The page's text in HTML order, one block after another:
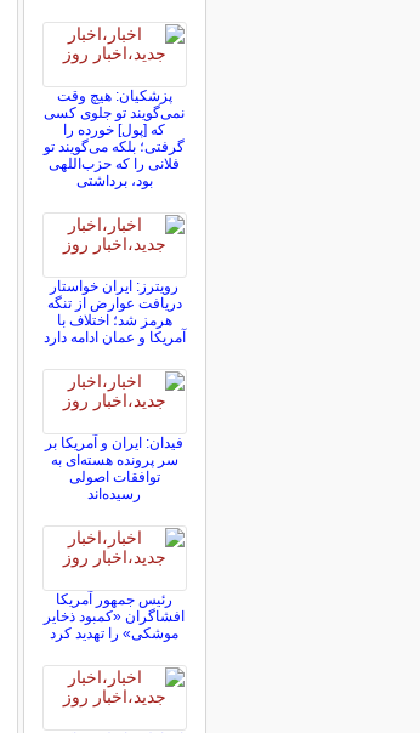
پزشکیان: هیچ وقت
نمی‌گویند تو جلوی کسی
که [پول] خورده را
گرفتی؛ بلکه می‌گویند تو
فلانی را که حزب‌اللهی
بود، برداشتی
رویترز: ایران خواستار
دریافت عوارض از تنگه
هرمز شد؛ اختلاف با
آمریکا و عمان ادامه دارد
فیدان: ایران و آمریکا بر
سر پرونده هسته‌ای به
توافقات اصولی
رسیده‌اند
رئیس جمهور آمریکا
افشاگران «کمبود ذخایر
موشکی» را تهدید کرد